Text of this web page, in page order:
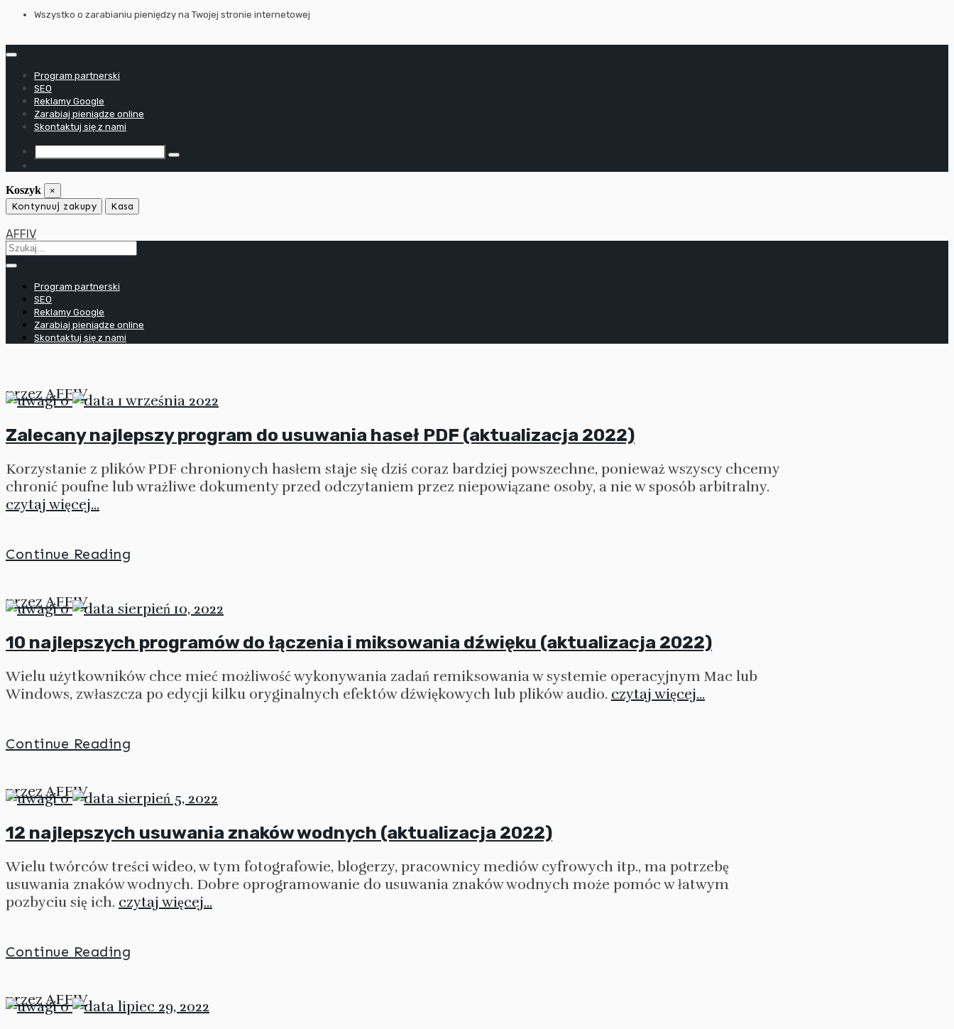
PrzejdźWszystko o zarabianiu pieniędzy na Twojej stronie internetowej
Program partnerski
SEO
Reklamy Google
Zarabiaj pieniądze online
Skontaktuj się z nami
Koszyk ×
Kontynuuj zakupy Kasa
AFFIV
Program partnerski
SEO
Reklamy Google
Zarabiaj pieniądze online
Skontaktuj się z nami
przezAFFIV
0 1 września 2022
Zalecany najlepszy program do usuwania haseł PDF (aktualizacja 2022)
Korzystanie z plików PDF chronionych hasłem staje się dziś coraz bardziej powszechne, ponieważ wszyscy chcemy
chronić poufne lub wrażliwe dokumenty przed odczytaniem przez niepowiązane osoby, a nie w sposób arbitralny.
czytaj więcej...
Continue Reading
przez AFFIV
0 sierpień 10, 2022
10 najlepszych programów do łączenia i miksowania dźwięku (aktualizacja 2022)
Wielu użytkowników chce mieć możliwość wykonywania zadań remiksowania w systemie operacyjnym Mac lub
Windows, zwłaszcza po edycji kilku oryginalnych efektów dźwiękowych lub plików audio. czytaj więcej...
Continue Reading
przezAFFIV
0 sierpień 5, 2022
12 najlepszych usuwania znaków wodnych (aktualizacja 2022)
Wielu twórców treści wideo, w tym fotografowie, blogerzy, pracownicy mediów cyfrowych itp., ma potrzebę
usuwania znaków wodnych. Dobre oprogramowanie do usuwania znaków wodnych może pomóc w łatwym
pozbyciu się ich. czytaj więcej...
Continue Reading
przez AFFIV
0 lipiec 29, 2022